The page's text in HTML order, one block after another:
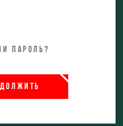
пароль?